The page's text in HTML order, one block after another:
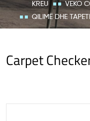
KREU VEKO
QILIMË DHE
Carpet